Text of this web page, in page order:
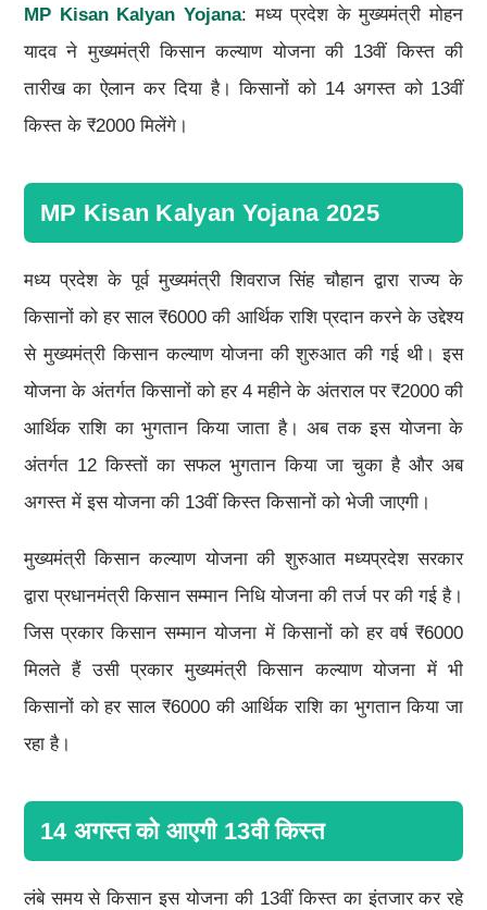
MP Kisan Kalyan Yojana: मध्य प्रदेश के मुख्यमंत्री मोहन
यादव ने मुख्यमंत्री किसान कल्याण योजना की 13वीं किस्त की
तारीख का ऐलान कर दिया है। किसानों को 14 अगस्त को 13वीं
किस्त के ₹2000 मिलेंगे।
MP Kisan Kalyan Yojana 2025
मध्य प्रदेश के पूर्व मुख्यमंत्री शिवराज सिंह चौहान द्वारा राज्य के
किसानों को हर साल ₹6000 की आर्थिक राशि प्रदान करने के उद्देश्य
से मुख्यमंत्री किसान कल्याण योजना की शुरुआत की गई थी। इस
योजना के अंतर्गत किसानों को हर 4 महीने के अंतराल पर ₹2000 की
आर्थिक राशि का भुगतान किया जाता है। अब तक इस योजना के
अंतर्गत 12 किस्तों का सफल भुगतान किया जा चुका है और अब
अगस्त में इस योजना की 13वीं किस्त किसानों को भेजी जाएगी।
मुख्यमंत्री किसान कल्याण योजना की शुरुआत मध्यप्रदेश सरकार
द्वारा प्रधानमंत्री किसान सम्मान निधि योजना की तर्ज पर की गई है।
जिस प्रकार किसान सम्मान योजना में किसानों को हर वर्ष ₹6000
मिलते हैं उसी प्रकार मुख्यमंत्री किसान कल्याण योजना में भी
किसानों को हर साल ₹6000 की आर्थिक राशि का भुगतान किया जा
रहा है।
14 अगस्त को आएगी 13वी किस्त
लंबे समय से किसान इस योजना की 13वीं किस्त का इंतजार कर रहे